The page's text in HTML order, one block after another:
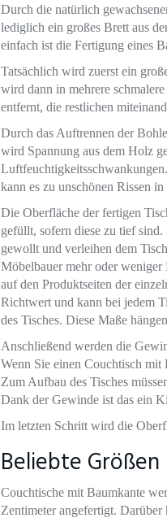
Durch die natürlich
lediglich ein großes Brett aus
einfach ist die Fertigung eines
Tatsächlich wird zuerst ein
wird dann in mehrere
entfernt, die restlichen
Durch das Auftrennen der
wird Spannung aus dem Holz
kann es zu unschönen Rissen
Die Oberfläche der fertigen
gefüllt, sofern diese zu tief
gewollt und verleihen dem
Möbelbauer mehr oder weniger
auf den Produktseiten der
Richtwert und kann bei jedem
des Tisches. Diese Maße
Anschließend werden die
Wenn Sie einen Couchtisch
Zum Aufbau des Tisches
Dank der Gewinde ist das ein
Im letzten Schritt wird die
Beliebte Größen
Couchtische mit Baumkante
Zentimeter angefertigt.